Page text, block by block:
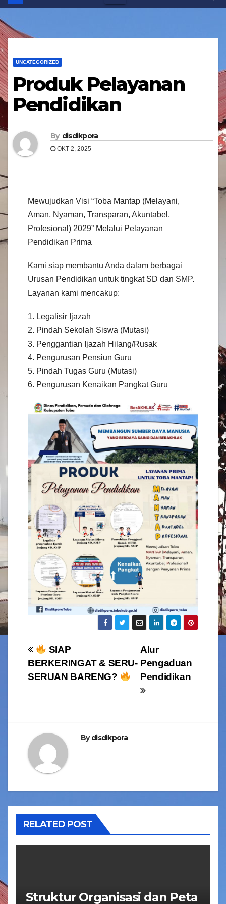
UNCATEGORIZED
Produk Pelayanan
Pendidikan
By disdikpora
OKT 2, 2025
Mewujudkan Visi “Toba Mantap (Melayani,
Aman, Nyaman, Transparan, Akuntabel,
Profesional) 2029” Melalui Pelayanan
Pendidikan Prima
Kami siap membantu Anda dalam berbagai
Urusan Pendidikan untuk tingkat SD dan SMP.
Layanan kami mencakup:
1. Legalisir Ijazah
2. Pindah Sekolah Siswa (Mutasi)
3. Penggantian Ijazah Hilang/Rusak
4. Pengurusan Pensiun Guru
5. Pindah Tugas Guru (Mutasi)
6. Pengurusan Kenaikan Pangkat Guru
Navigasi
pos
Alur
Pengaduan
Pendidikan
SIAP
BERKERINGAT & SERU-
SERUAN BARENG?
Bydisdikpora
RELATED POST
Struktur Organisasi dan Peta